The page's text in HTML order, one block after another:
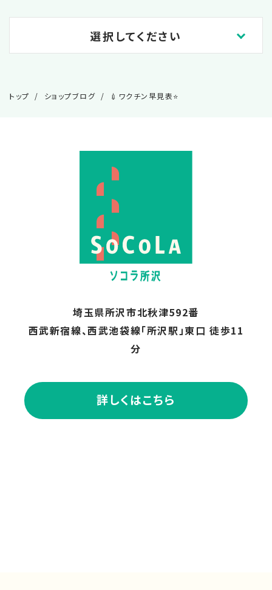
選択してください
トップ ショップブログ 💉ワクチン早見表⭐
埼玉県所沢市北秋津592番
西武新宿線、西武池袋線「所沢駅」東口 徒歩11
分
詳しくはこちら